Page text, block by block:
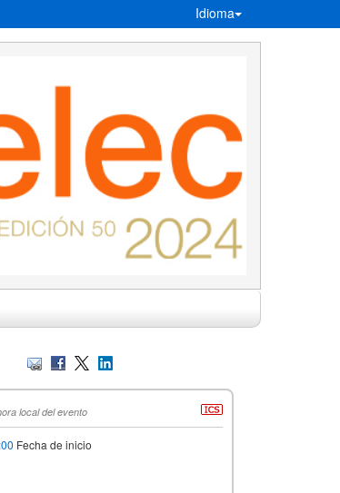
Idioma
local del evento
Fecha de inicio